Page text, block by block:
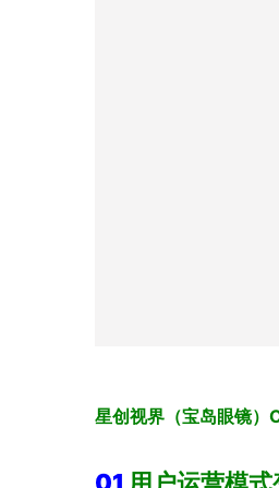
星创视界（宝岛眼镜）